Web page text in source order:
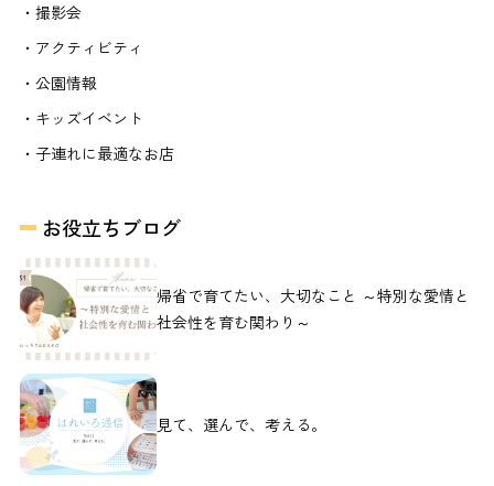
・撮影会
・アクティビティ
・公園情報
・キッズイベント
・子連れに最適なお店
お役立ちブログ
帰省で育てたい、大切なこと ～特別な愛情と
社会性を育む関わり～
見て、選んで、考える。